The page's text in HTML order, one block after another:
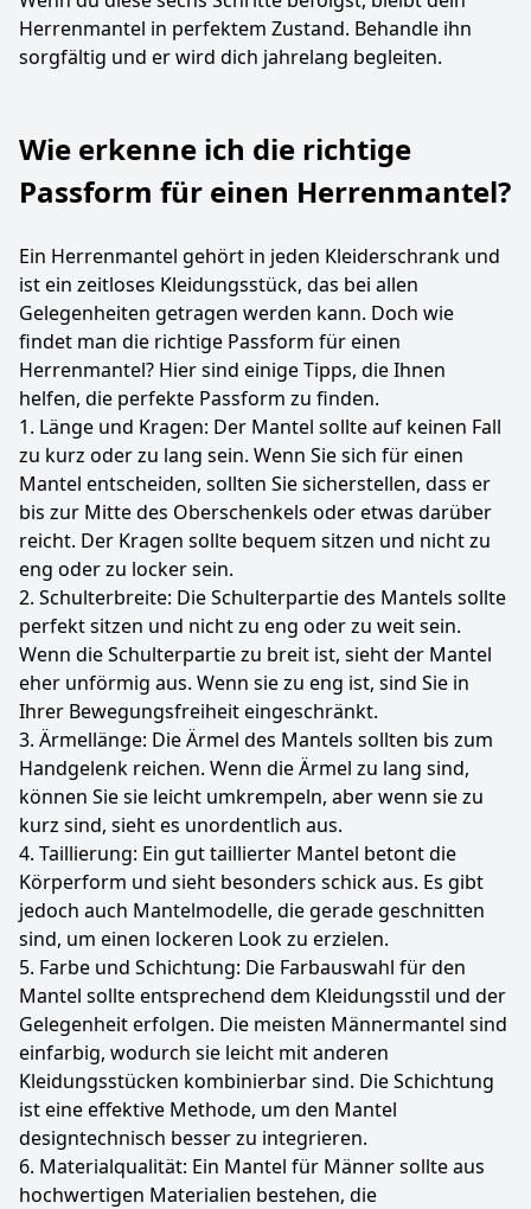
Herrenmantel in perfektem Zustand. Behandle ihn
sorgfältig und er wird dich jahrelang begleiten.
Wie erkenne ich die richtige
Passform für einen Herrenmantel?
Ein Herrenmantel gehört in jeden Kleiderschrank und
ist ein zeitloses Kleidungsstück, das bei allen
Gelegenheiten getragen werden kann. Doch wie
findet man die richtige Passform für einen
Herrenmantel? Hier sind einige Tipps, die Ihnen
helfen, die perfekte Passform zu finden.
1. Länge und Kragen: Der Mantel sollte auf keinen Fall
zu kurz oder zu lang sein. Wenn Sie sich für einen
Mantel entscheiden, sollten Sie sicherstellen, dass er
bis zur Mitte des Oberschenkels oder etwas darüber
reicht. Der Kragen sollte bequem sitzen und nicht zu
eng oder zu locker sein.
2. Schulterbreite: Die Schulterpartie des Mantels sollte
perfekt sitzen und nicht zu eng oder zu weit sein.
Wenn die Schulterpartie zu breit ist, sieht der Mantel
eher unförmig aus. Wenn sie zu eng ist, sind Sie in
Ihrer Bewegungsfreiheit eingeschränkt.
3. Ärmellänge: Die Ärmel des Mantels sollten bis zum
Handgelenk reichen. Wenn die Ärmel zu lang sind,
können Sie sie leicht umkrempeln, aber wenn sie zu
kurz sind, sieht es unordentlich aus.
4. Taillierung: Ein gut taillierter Mantel betont die
Körperform und sieht besonders schick aus. Es gibt
jedoch auch Mantelmodelle, die gerade geschnitten
sind, um einen lockeren Look zu erzielen.
5. Farbe und Schichtung: Die Farbauswahl für den
Mantel sollte entsprechend dem Kleidungsstil und der
Gelegenheit erfolgen. Die meisten Männermantel sind
einfarbig, wodurch sie leicht mit anderen
Kleidungsstücken kombinierbar sind. Die Schichtung
ist eine effektive Methode, um den Mantel
designtechnisch besser zu integrieren.
6. Materialqualität: Ein Mantel für Männer sollte aus
hochwertigen Materialien bestehen, die